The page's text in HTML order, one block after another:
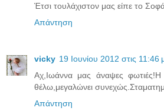
Έτσι τουλάχιστον μας είπε το
Απάντηση
vicky 19 Ιουνίου 2012 στις 11:46
Aχ,Ιωάννα μας άναψες
θέλω,μεγαλώνει
Απάντηση